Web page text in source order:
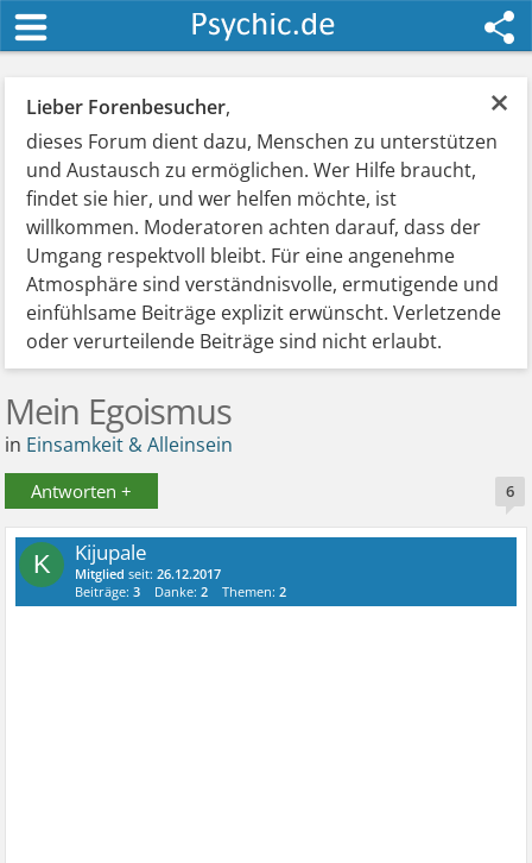
×
Lieber Forenbesucher,
dieses Forum dient dazu, Menschen zu unterstützen
und Austausch zu ermöglichen. Wer Hilfe braucht,
findet sie hier, und wer helfen möchte, ist
willkommen. Moderatoren achten darauf, dass der
Umgang respektvoll bleibt. Für eine angenehme
Atmosphäre sind verständnisvolle, ermutigende und
einfühlsame Beiträge explizit erwünscht. Verletzende
oder verurteilende Beiträge sind nicht erlaubt.
Mein Egoismus
in Einsamkeit & Alleinsein
Antworten + 6
K Kijupale
Mitglied seit:26.12.2017
Beiträge:3 Danke:2 Themen:2